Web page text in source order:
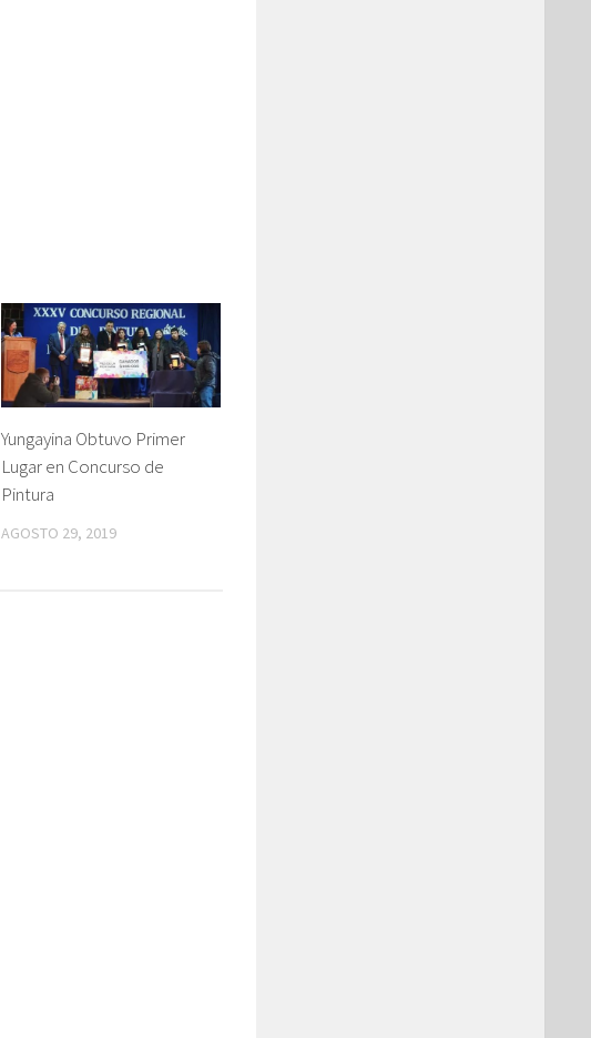
Yungayina Obtuvo Primer
Lugar en Concurso de
Pintura
AGOSTO 29, 2019